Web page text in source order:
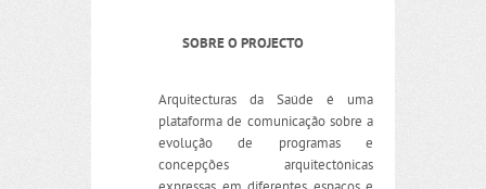
SOBRE O PROJECTO
Arquitecturas da Saúde é uma
plataforma de comunicação sobre a
evolução de programas e
concepções arquitectónicas